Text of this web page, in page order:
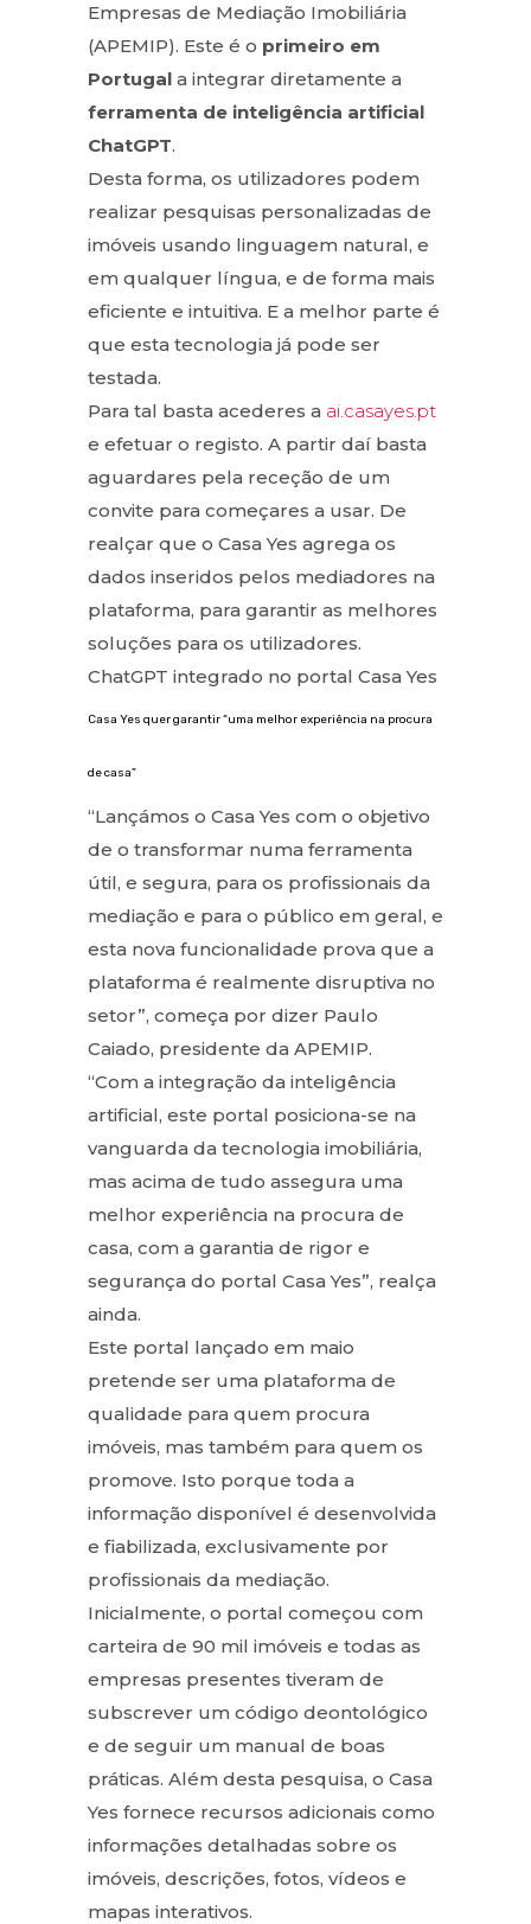
Empresas de Mediação Imobiliária
(APEMIP). Este é o primeiro em
Portugal a integrar diretamente a
ferramenta de inteligência artificial
ChatGPT.
Desta forma, os utilizadores podem
realizar pesquisas personalizadas de
imóveis usando linguagem natural, e
em qualquer língua, e de forma mais
eficiente e intuitiva. E a melhor parte é
que esta tecnologia já pode ser
testada.
Para tal basta acederes a ai.casayes.pt
e efetuar o registo. A partir daí basta
aguardares pela receção de um
convite para começares a usar. De
realçar que o Casa Yes agrega os
dados inseridos pelos mediadores na
plataforma, para garantir as melhores
soluções para os utilizadores.
ChatGPT integrado no portal Casa Yes
Casa Yes quer garantir “uma melhor experiência na procura
de casa”
“Lançámos o Casa Yes com o objetivo
de o transformar numa ferramenta
útil, e segura, para os profissionais da
mediação e para o público em geral, e
esta nova funcionalidade prova que a
plataforma é realmente disruptiva no
setor”, começa por dizer Paulo
Caiado, presidente da APEMIP.
“Com a integração da inteligência
artificial, este portal posiciona-se na
vanguarda da tecnologia imobiliária,
mas acima de tudo assegura uma
melhor experiência na procura de
casa, com a garantia de rigor e
segurança do portal Casa Yes”, realça
ainda.
Este portal lançado em maio
pretende ser uma plataforma de
qualidade para quem procura
imóveis, mas também para quem os
promove. Isto porque toda a
informação disponível é desenvolvida
e fiabilizada, exclusivamente por
profissionais da mediação.
Inicialmente, o portal começou com
carteira de 90 mil imóveis e todas as
empresas presentes tiveram de
subscrever um código deontológico
e de seguir um manual de boas
práticas. Além desta pesquisa, o Casa
Yes fornece recursos adicionais como
informações detalhadas sobre os
imóveis, descrições, fotos, vídeos e
mapas interativos.